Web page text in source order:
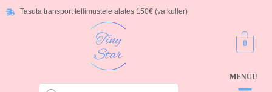
Tasuta transport tellimustele alates 150€ (va kuller)
0